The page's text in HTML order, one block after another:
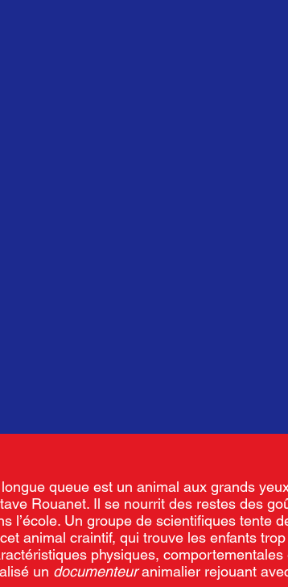
queue est un animal aux grands
Rouanet. Il se nourrit des restes des
l’école. Un groupe de scientifiques tente
animal craintif, qui trouve les enfants
physiques,
un documenteuranimalier rejouant